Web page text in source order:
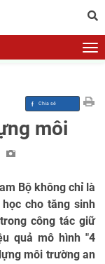
môi
Bộ không chỉ là
cho tăng sinh
công tác giữ
quả mô hình "4
môi trường an